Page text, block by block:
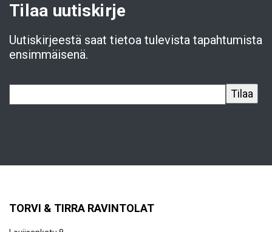
Tilaa uutiskirje
Uutiskirjeestä saat tietoa tulevista tapahtumista
ensimmäisenä.
TORVI & TIRRA RAVINTOLAT